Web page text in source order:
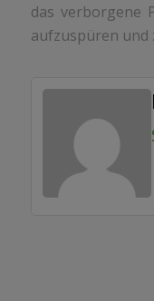
das verborgene
aufzuspüren und